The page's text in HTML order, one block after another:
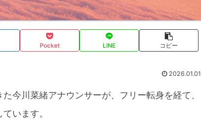
Pocket LINE コピー
2026.01.01
今川菜緒アナウンサーが、フリー転身を経て、
います。